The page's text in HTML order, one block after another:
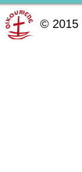
© 2015